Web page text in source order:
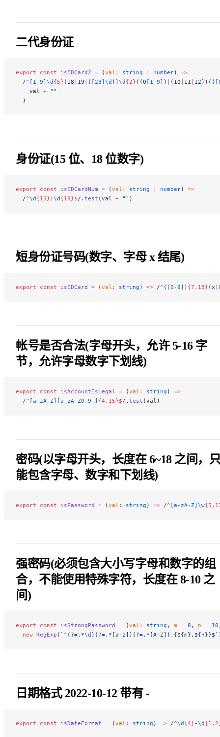
二代身份证
export const isIDCard2 = (val : string | number) =>
  /
^ [1-9]\d{5} (18 | 19 | ( [23]\d ))\d{2} ((0 [1-9] ) | (10 | 11 | 12))((
    val
+ ""
  )
身份证(15 位、18 位数字)
export const isIDCardNum = (val : string | number) =>
  /
^\d{15}| \d{18}$/ . test (val + "" )
短身份证号码(数字、字母 x 结尾)
export const isIDCard = (val : string ) => /^ ( [0-9] ) {7,18} (x |
帐号是否合法(字母开头，允许 5-16 字
节，允许字母数字下划线)
export const isAccountIsLegal = (val : string ) =>
  /
^ [a-zA-Z][a-zA-Z0-9_] {4,15}$/ . test (val)
密码(以字母开头，长度在 6~18 之间，
能包含字母、数字和下划线)
export const isPassword = (val : string ) => /^ [a-zA-Z]\w
强密码(必须包含大小写字母和数字的组
合，不能使用特殊字符，长度在 8-10 之
间)
export const isStrongPassword = (val : string , m = 8 , n = 10
  new
RegExp ( `^(?=.*\d )(?=.*[a-z])(?=.*[A-Z]).{${m},${n}}$`
日期格式 2022-10-12 带有 -
export const isDateFormat = (val : string ) => /^\d{4}-\d